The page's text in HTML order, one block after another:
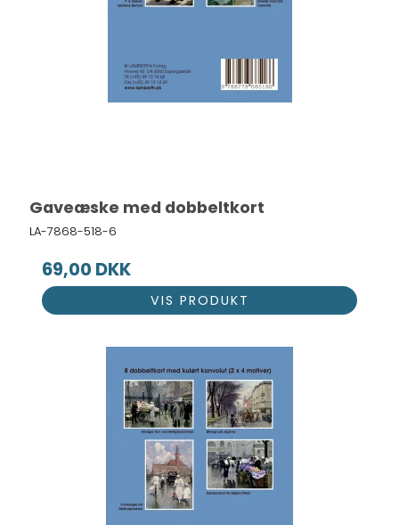
Gaveæske med dobbeltkort
LA-7868-518-6
69,00 DKK
VIS PRODUKT